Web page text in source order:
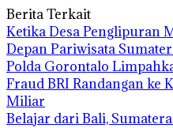
Berita Terkait
Ketika Desa Penglipuran
Depan Pariwisata
Polda Gorontalo
Fraud BRI Randangan ke
Miliar
Belajar dari Bali,